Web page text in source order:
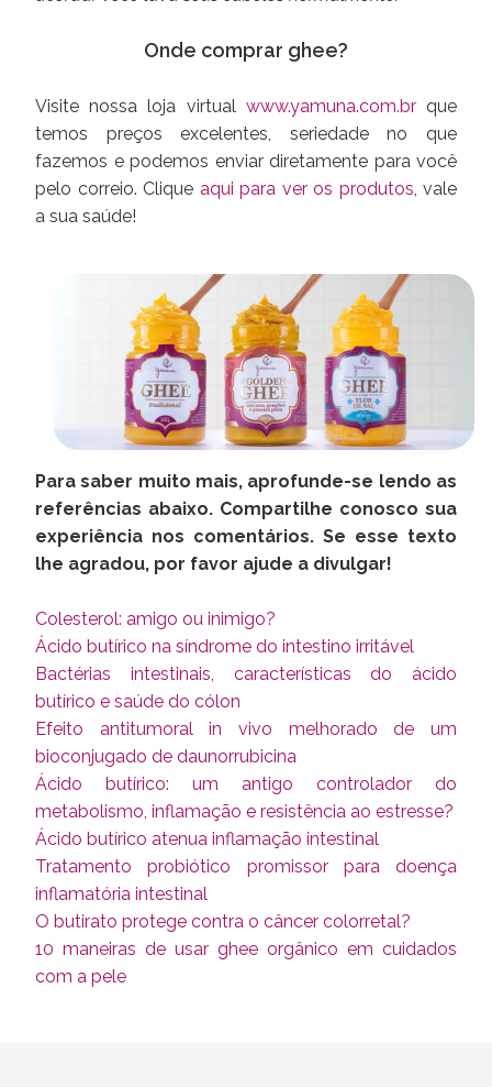
Onde comprar ghee?
Visite nossa loja virtual www.yamuna.com.brque
temos preços excelentes, seriedade no que
fazemos e podemos enviar diretamente para você
pelo correio. Clique aqui para ver os produtos , vale
a sua saúde!
Para saber muito mais, aprofunde-se lendo as
referências abaixo. Compartilhe conosco sua
experiência nos comentários. Se esse texto
lhe agradou, por favor ajude a divulgar!
Colesterol: amigo ou inimigo?
Ácido butírico na síndrome do intestino irritável
Bactérias intestinais, características do ácido
butírico e saúde do cólon
Efeito antitumoral in vivo melhorado de um
bioconjugado de daunorrubicina
Ácido butírico: um antigo controlador do
metabolismo, inflamação e resistência ao estresse?
Ácido butírico atenua inflamação intestinal
Tratamento probiótico promissor para doença
inflamatória intestinal
O butirato protege contra o câncer colorretal?
10 maneiras de usar ghee orgânico em cuidados
com a pele